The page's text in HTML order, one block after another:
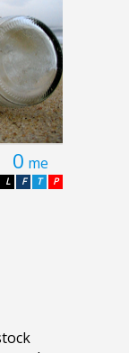
0 me
P
T
F
L